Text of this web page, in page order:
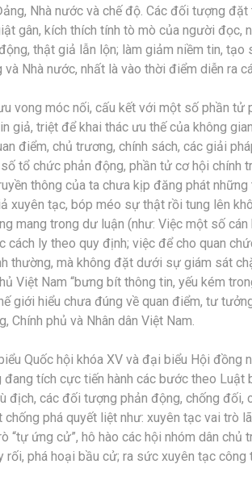
Nhà nước và chế độ. Các đối tượng
gân, kích thích tính tò mò của người đọc,
thật giả lẫn lộn; làm giảm niềm tin, tạo
Nhà nước, nhất là vào thời điểm diễn ra
vong móc nối, cấu kết với một số phần tử
giả, triệt để khai thác ưu thế của không
điểm, chủ trương, chính sách, các giải
tổ chức phản động, phần tử cơ hội chính
thông của ta chưa kịp đăng phát
xuyên tạc, bóp méo sự thật rồi tung lên
mang trong dư luận (như: Việc một số
cách ly theo quy định; việc để cho quan
thường, mà không đặt dưới sự giám sát
Việt Nam “bưng bít thông tin, yếu kém
giới hiểu chưa đúng về quan điểm, tư
Chính phủ và Nhân dân Việt Nam.
Quốc hội khóa XV và đại biểu Hội đồng
tích cực tiến hành các bước theo Luật
địch, các đối tượng phản động, chống đối,
phá quyết liệt như: xuyên tạc vai trò
“tự ứng cử”, hô hào các hội nhóm dân chủ
rối, phá hoại bầu cử; ra sức xuyên tạc